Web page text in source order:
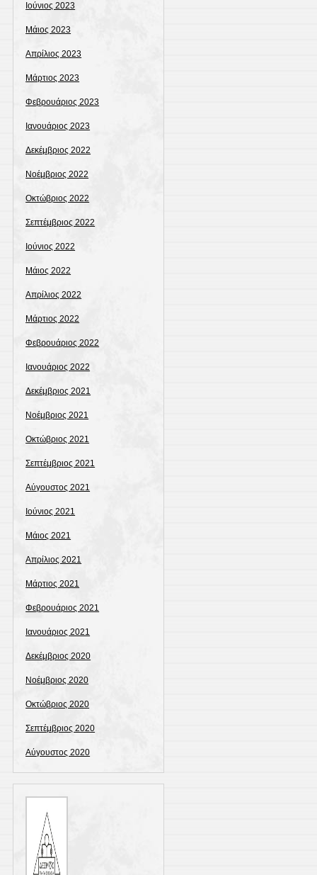
Ιούνιος 2023
Μάιος 2023
Απρίλιος 2023
Μάρτιος 2023
Φεβρουάριος 2023
Ιανουάριος 2023
Δεκέμβριος 2022
Νοέμβριος 2022
Οκτώβριος 2022
Σεπτέμβριος 2022
Ιούνιος 2022
Μάιος 2022
Απρίλιος 2022
Μάρτιος 2022
Φεβρουάριος 2022
Ιανουάριος 2022
Δεκέμβριος 2021
Νοέμβριος 2021
Οκτώβριος 2021
Σεπτέμβριος 2021
Αύγουστος 2021
Ιούνιος 2021
Μάιος 2021
Απρίλιος 2021
Μάρτιος 2021
Φεβρουάριος 2021
Ιανουάριος 2021
Δεκέμβριος 2020
Νοέμβριος 2020
Οκτώβριος 2020
Σεπτέμβριος 2020
Αύγουστος 2020